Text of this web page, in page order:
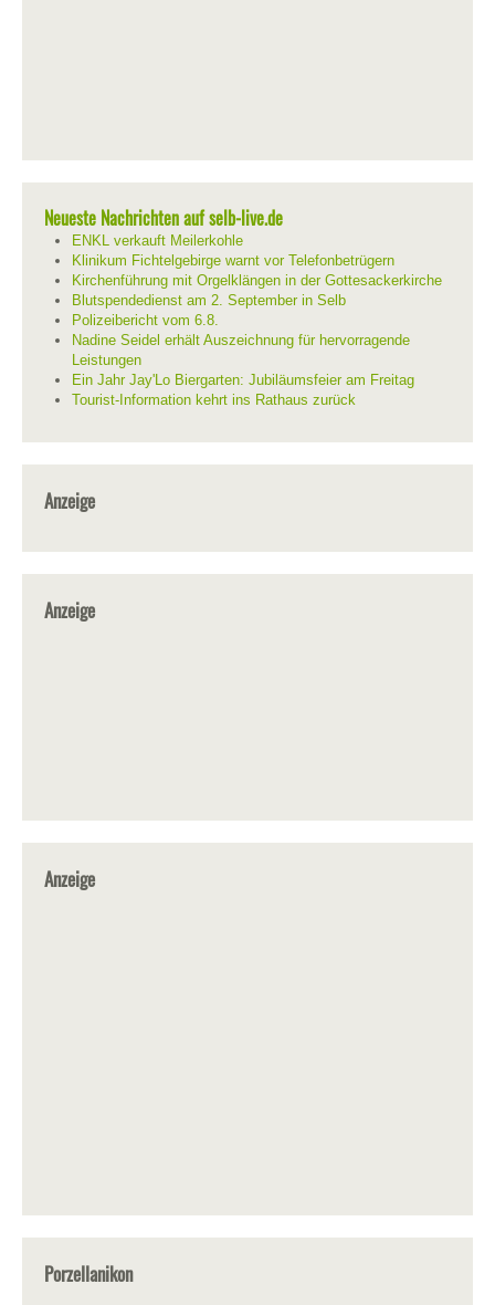
Neueste Nachrichten auf selb-live.de
ENKL verkauft Meilerkohle
Klinikum Fichtelgebirge warnt vor Telefonbetrügern
Kirchenführung mit Orgelklängen in der Gottesackerkirche
Blutspendedienst am 2. September in Selb
Polizeibericht vom 6.8.
Nadine Seidel erhält Auszeichnung für hervorragende
Leistungen
Ein Jahr Jay'Lo Biergarten: Jubiläumsfeier am Freitag
Tourist-Information kehrt ins Rathaus zurück
Anzeige
Anzeige
Anzeige
Porzellanikon